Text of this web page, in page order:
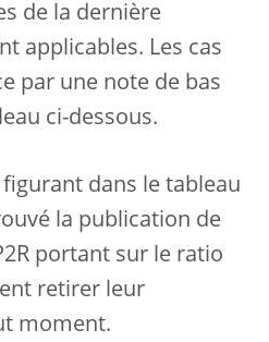
de la dernière
applicables. Les cas
par une note de bas
ci-dessous.
dans le tableau
la publication de
portant sur le ratio
retirer leur
moment.